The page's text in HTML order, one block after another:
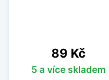
Cena
89 Kč
5 a více skladem